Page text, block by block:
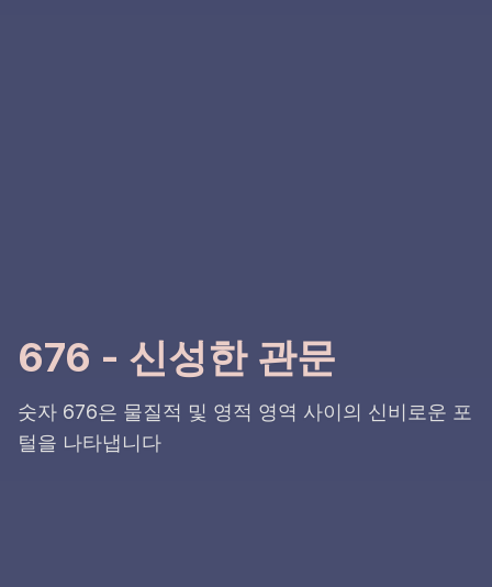
676 - 신성한 관문
숫자 676은 물질적 및 영적 영역 사이의 신비로운 포
털을 나타냅니다